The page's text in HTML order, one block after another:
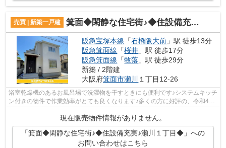
売買 | 新築一戸建 箕面◆閑静な住宅街♪◆住設備充実♪瀬川１丁目◆
阪急宝塚本線 「石橋阪大前 」駅 徒歩13分
阪急箕面線 「桜井 」駅 徒歩17分
阪急箕面線 「牧落 」駅 徒歩29分
新築 / 2階建
大阪府箕面市瀬川 １丁目12-26
浴室乾燥機のあるお風呂場で洗濯物を干すときにも便利です♪システムキッチ
ン付きの物件で作業効率がとても良くなります♪多くの方に好評の、令和4年
現在販売物件情報がありません。
「箕面◆閑静な住宅街♪◆住設備充実♪瀬川１丁目◆」への
お問い合わせはこちら